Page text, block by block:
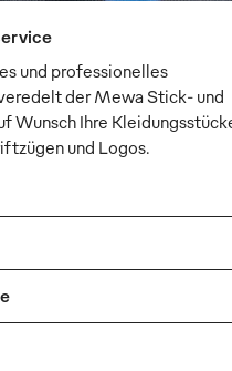
und professionelles
der Mewa Stick- und
Wunsch Ihre
und Logos.